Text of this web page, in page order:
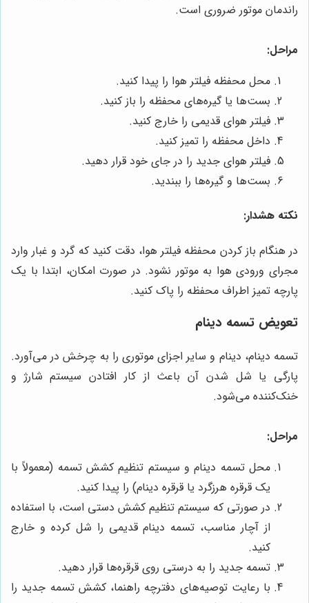
راندمان موتور ضروری است.
مراحل:
محل محفظه فیلتر هوا را پیدا کنید.
بست‌ها یا گیره‌های محفظه را باز کنید.
فیلتر هوای قدیمی را خارج کنید.
داخل محفظه را تمیز کنید.
فیلتر هوای جدید را در جای خود قرار دهید.
بست‌ها و گیره‌ها را ببندید.
نکته هشدار:
در هنگام باز کردن محفظه فیلتر هوا، دقت کنید که گرد و غبار وارد
مجرای ورودی هوا به موتور نشود. در صورت امکان، ابتدا با یک
پارچه تمیز اطراف محفظه را پاک کنید.
تعویض تسمه دینام
تسمه دینام، دینام و سایر اجزای موتوری را به چرخش در می‌آورد.
پارگی یا شل شدن آن باعث از کار افتادن سیستم شارژ و
خنک‌کننده می‌شود.
مراحل:
محل تسمه دینام و سیستم تنظیم کشش تسمه (معمولاً با
یک قرقره هرزگرد یا قرقره دینام) را پیدا کنید.
در صورتی که سیستم تنظیم کشش دستی است، با استفاده
از آچار مناسب، تسمه دینام قدیمی را شل کرده و خارج
کنید.
تسمه جدید را به درستی روی قرقره‌ها قرار دهید.
با رعایت توصیه‌های دفترچه راهنما، کشش تسمه جدید را